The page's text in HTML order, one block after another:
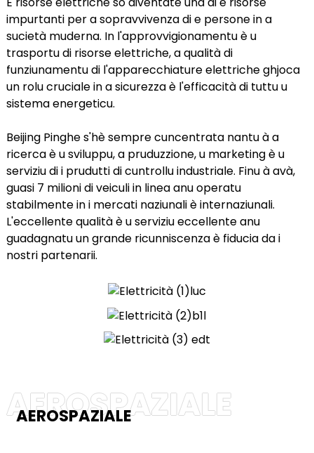
impurtanti per a sopravvivenza di e persone in a
sucietà muderna. In l'approvvigionamentu è u
trasportu di risorse elettriche, a qualità di
funziunamentu di l'apparecchiature elettriche ghjoca
un rolu cruciale in a sicurezza è l'efficacità di tuttu u
sistema energeticu.
Beijing Pinghe s'hè sempre cuncentrata nantu à a
ricerca è u sviluppu, a pruduzzione, u marketing è u
serviziu di i prudutti di cuntrollu industriale. Finu à avà,
guasi 7 milioni di veiculi in linea anu operatu
stabilmente in i mercati naziunali è internaziunali.
L'eccellente qualità è u serviziu eccellente anu
guadagnatu un grande ricunniscenza è fiducia da i
nostri partenarii.
AEROSPAZIALE
AEROSPAZIALE